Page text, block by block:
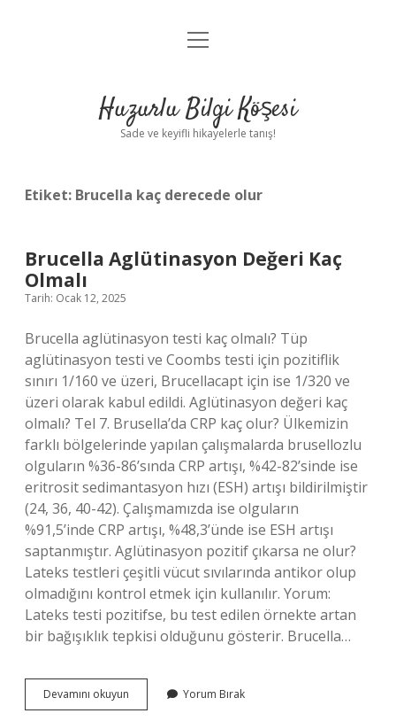
Anasayfa
Yasal Uyarı
menüyü
Huzurlu Bilgi Köşesi
Sade ve keyifli hikayelerle tanış!
Etiket: Brucella kaç derecede olur
Brucella Aglütinasyon Değeri Kaç
Olmalı
Tarih: Ocak 12, 2025
Brucella aglütinasyon testi kaç olmalı? Tüp
aglütinasyon testi ve Coombs testi için pozitiflik
sınırı 1/160 ve üzeri, Brucellacapt için ise 1/320 ve
üzeri olarak kabul edildi. Aglütinasyon değeri kaç
olmalı? Tel 7. Brusella’da CRP kaç olur? Ülkemizin
farklı bölgelerinde yapılan çalışmalarda brusellozlu
olguların %36-86’sında CRP artışı, %42-82’sinde ise
eritrosit sedimantasyon hızı (ESH) artışı bildirilmiştir
(24, 36, 40-42). Çalışmamızda ise olguların
%91,5’inde CRP artışı, %48,3’ünde ise ESH artışı
saptanmıştır. Aglütinasyon pozitif çıkarsa ne olur?
Lateks testleri çeşitli vücut sıvılarında antikor olup
olmadığını kontrol etmek için kullanılır. Yorum:
Lateks testi pozitifse, bu test edilen örnekte artan
bir bağışıklık tepkisi olduğunu gösterir. Brucella…
Devamını okuyun Brucella
Aglütinasyon
Yorum Bırak